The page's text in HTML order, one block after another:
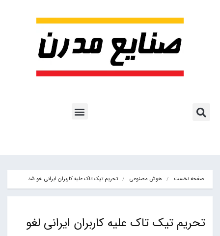
صفحه نخست هوش مصنوعی تحریم تیک تاک علیه کاربران ایرانی لغو شد
تحریم تیک تاک علیه کاربران ایرانی لغو